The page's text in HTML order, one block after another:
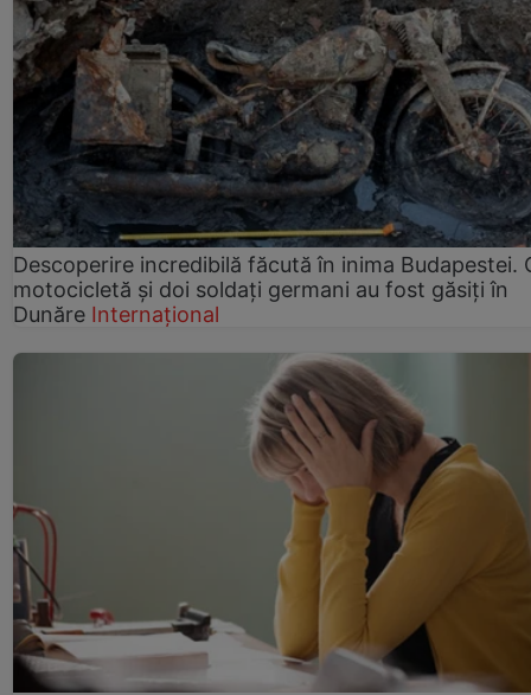
Descoperire incredibilă făcută în inima Budapestei.
motocicletă și doi soldați germani au fost găsiți în
Dunăre Internațional